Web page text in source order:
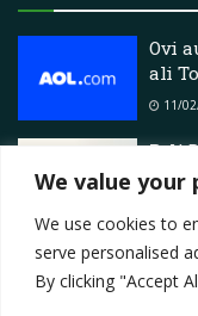
We value your
We use cookies to
serve personalised
By clicking "Accept
Ovi
ali
11/
Reli
kako